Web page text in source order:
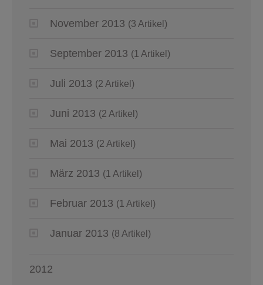
November 2013 (3 Artikel)
September 2013 (1 Artikel)
Juli 2013 (2 Artikel)
Juni 2013 (2 Artikel)
Mai 2013 (2 Artikel)
März 2013 (1 Artikel)
Februar 2013 (1 Artikel)
Januar 2013 (8 Artikel)
2012